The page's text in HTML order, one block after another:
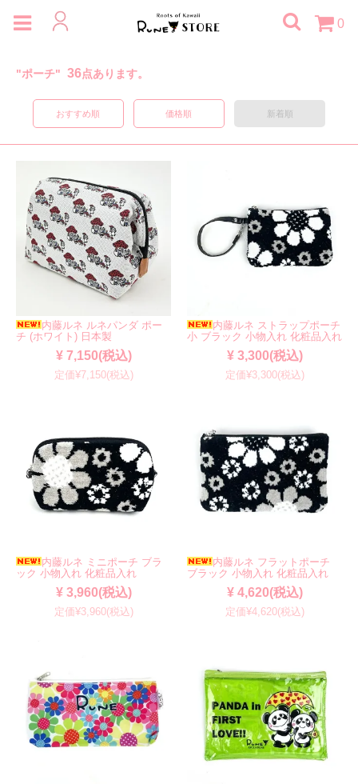
0
"ポーチ" 36点あります。
おすすめ順 価格順 新着順
内藤ルネ ルネパンダ ポー
チ (ホワイト) 日本製
¥ 7,150(税込)
定価¥7,150(税込)
内藤ルネ ストラップポーチ
小 ブラック 小物入れ 化粧品入れ
¥ 3,300(税込)
定価¥3,300(税込)
内藤ルネ ミニポーチ ブラ
ック 小物入れ 化粧品入れ
¥ 3,960(税込)
定価¥3,960(税込)
内藤ルネ フラットポーチ
ブラック 小物入れ 化粧品入れ
¥ 4,620(税込)
定価¥4,620(税込)